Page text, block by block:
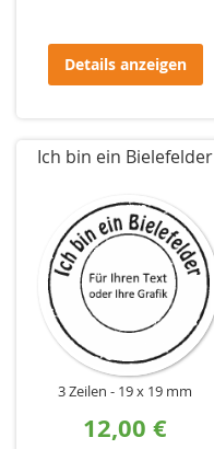
Details anzeigen
Ich bin ein Bielefelder
3 Zeilen 19 x 19 mm
12,00 €